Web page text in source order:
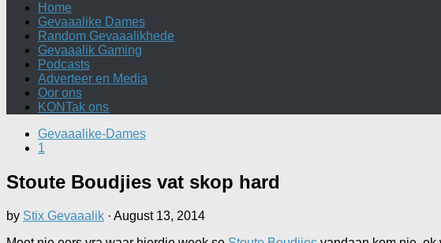
Home
Gevaaalike Dames
Random Gevaaalikhede
Gevaaalik Gaming
Podcasts
Adverteer en Media
Oor ons
KONTak ons
Gevaaalike-Dames
1
Stoute Boudjies vat skop hard
by Stix Gevaaalik · August 13, 2014